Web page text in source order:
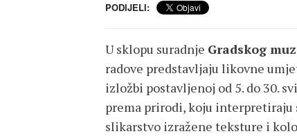
PODIJELI:
U sklopu suradnje Gradskog
radove predstavljaju likovne
izložbi postavljenoj od 5. do 30.
prema prirodi, koju interpretiraju
slikarstvo izražene teksture i